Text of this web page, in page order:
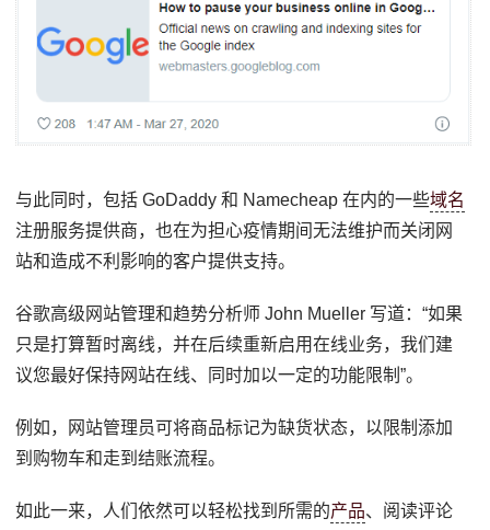
与此同时，包括 GoDaddy 和 Namecheap 在内的一些域名
注册服务提供商，也在为担心疫情期间无法维护而关闭网
站和造成不利影响的客户提供支持。
谷歌高级网站管理和趋势分析师 John Mueller 写道：“如果
只是打算暂时离线，并在后续重新启用在线业务，我们建
议您最好保持网站在线、同时加以一定的功能限制”。
例如，网站管理员可将商品标记为缺货状态，以限制添加
到购物车和走到结账流程。
如此一来，人们依然可以轻松找到所需的产品、阅读评论